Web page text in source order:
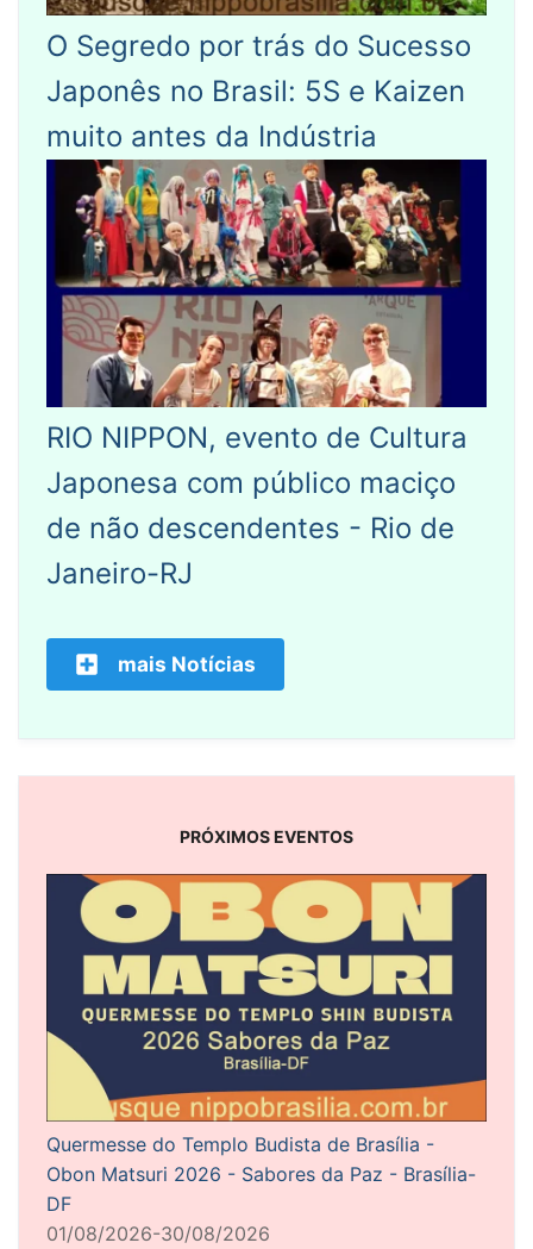
O Segredo por trás do Sucesso
Japonês no Brasil: 5S e Kaizen
muito antes da Indústria
RIO NIPPON, evento de Cultura
Japonesa com público maciço
de não descendentes - Rio de
Janeiro-RJ
mais Notícias
PRÓXIMOS EVENTOS
Quermesse do Templo Budista de Brasília -
Obon Matsuri 2026 - Sabores da Paz - Brasília-
DF
01/08/2026-30/08/2026